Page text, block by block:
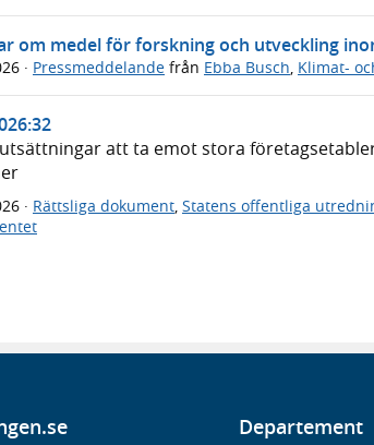
om medel för forskning och utveckling
· Pressmeddelande från Ebba Busch, Klimat-
att ta emot stora
· Rättsliga dokument, Statens offentliga
Departement